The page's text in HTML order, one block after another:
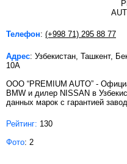
Телефон: (+998 71) 295 88 77
Адрес: Узбекистан, Ташкент,
10А
OOO “PREMIUM AUTO” -
BMW и дилер NISSAN в
данных марок с гарантией
Рейтинг: 130
Фото: 2